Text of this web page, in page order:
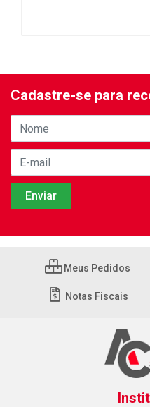
Cadastre-se para
Meus Pedidos
Notas Fiscais